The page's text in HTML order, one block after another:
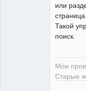
или
страница.
Такой
поиск.
Мои
Старые